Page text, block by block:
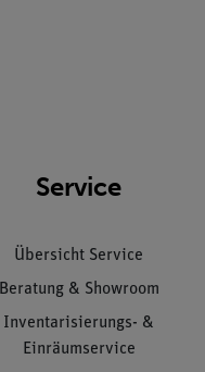
Service
Übersicht Service
Beratung & Showroom
Inventarisierungs- &
Einräumservice